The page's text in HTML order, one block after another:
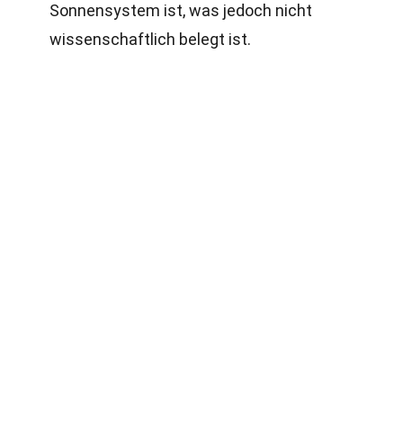
Sonnensystem ist, was jedoch nicht
wissenschaftlich belegt ist.